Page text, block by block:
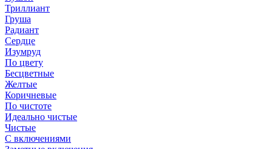
Триллиант
Груша
Радиант
Сердце
Изумруд
По цвету
Бесцветные
Желтые
Коричневые
По чистоте
Идеально чистые
Чистые
С включениями